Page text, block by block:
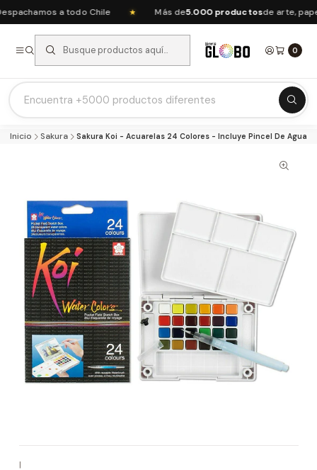
a todo Chile Más de 5.000 productosde arte,
0
Ofertas del mes
Arte y Manualidades
Papeleria Escolar y Oficina
Juguetería
Nuestras Marcas
Inicio Sakura Sakura Koi - Acuarelas 24 Colores - Incluye Pincel De Agua
|